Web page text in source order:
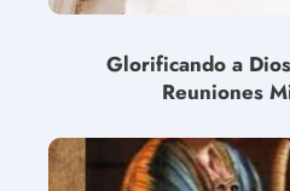
Glorificando a
Reuniones